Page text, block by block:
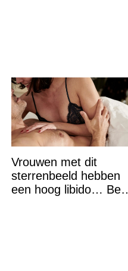
Vrouwen met dit
sterrenbeeld hebben
een hoog libido… Ben